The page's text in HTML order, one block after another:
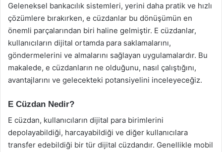
Geleneksel bankacılık sistemleri, yerini daha pratik ve hızlı
çözümlere bırakırken, e cüzdanlar bu dönüşümün en
önemli parçalarından biri haline gelmiştir. E cüzdanlar,
kullanıcıların dijital ortamda para saklamalarını,
göndermelerini ve almalarını sağlayan uygulamalardır. Bu
makalede, e cüzdanların ne olduğunu, nasıl çalıştığını,
avantajlarını ve gelecekteki potansiyelini inceleyeceğiz.
E Cüzdan Nedir?
E cüzdan, kullanıcıların dijital para birimlerini
depolayabildiği, harcayabildiği ve diğer kullanıcılara
transfer edebildiği bir tür dijital cüzdandır. Genellikle mobil